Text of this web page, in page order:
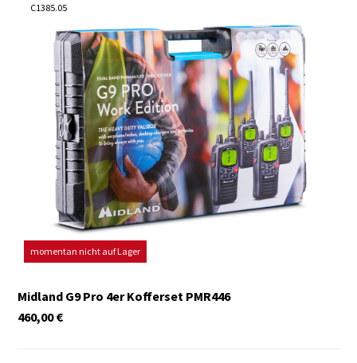
C1385.05
momentan nicht auf Lager
Midland G9 Pro 4er Kofferset PMR446
€
460,00